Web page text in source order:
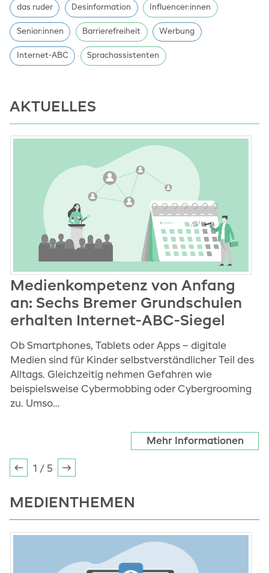
das ruder Desinformation Influencer:innen
Senior:innen Barrierefreiheit Werbung
Internet-ABC Sprachassistenten
AKTUELLES
Medienkompetenz von Anfang
an: Sechs Bremer Grundschulen
erhalten Internet-ABC-Siegel
Ob Smartphones, Tablets oder Apps – digitale
Medien sind für Kinder selbstverständlicher Teil des
Alltags. Gleichzeitig nehmen Gefahren wie
beispielsweise Cybermobbing oder Cybergrooming
zu. Umso…
Mehr Informationen
Zurück
1 / 5 Weiter
MEDIENTHEMEN